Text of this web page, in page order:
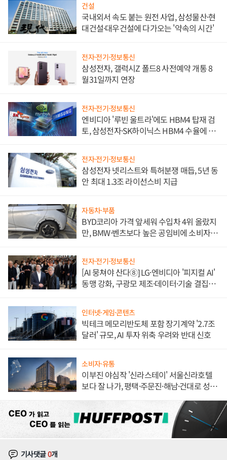
건설
국내외서 속도 붙는 원전 사업, 삼성물산·현
대건설·대우건설에 다가오는 '약속의 시간'
전자·전기·정보통신
삼성전자, 갤럭시Z 폴드8 사전예약 개통 8
월31일까지 연장
전자·전기·정보통신
엔비디아 '루빈 울트라'에도 HBM4 탑재 검
토, 삼성전자·SK하이닉스 HBM4 수율에 주
전자·전기·정보통신
삼성전자 넷리스트와 특허분쟁 매듭, 5년 동
안 최대 1.3조 라이선스비 지급
자동차·부품
BYD코리아 가격 앞세워 수입차 4위 올랐지
만, BMW·벤츠보다 높은 공임비에 소비자
전자·전기·정보통신
[AI 뭉쳐야 산다⑧] LG·엔비디아 '피지컬 AI'
동맹 강화, 구광모 제조·데이터·기술 결집
인터넷·게임·콘텐츠
빅테크 메모리반도체 포함 장기계약 '2.7조
달러' 규모, AI 투자 위축 우려와 반대 신호
소비자·유통
이부진 야심작 '신라스테이' 서울신라호텔
보다 잘 나가, 평택·주문진·해남·건대로 성
기사댓글0개